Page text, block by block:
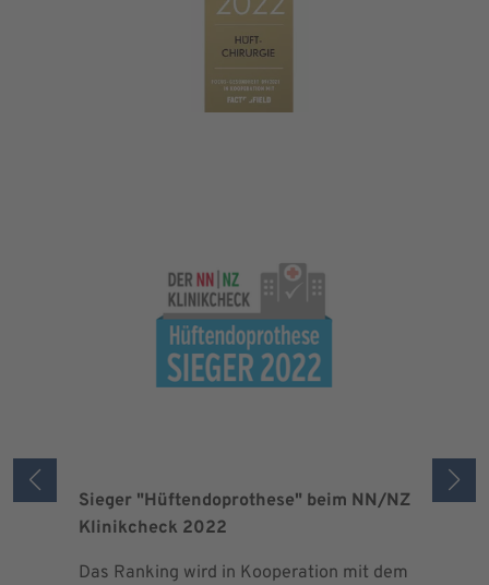
Sieger "Hüftendoprothese" beim NN/NZ
Klinikcheck 2022
Das Ranking wird in Kooperation mit dem